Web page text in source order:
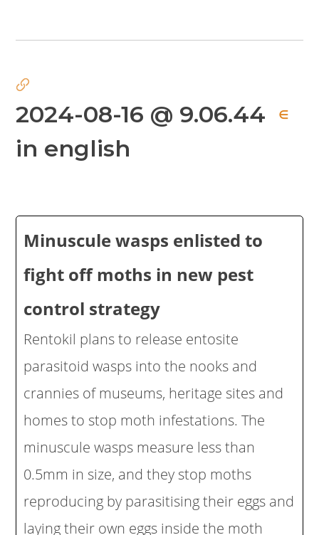
2024-08-16 @ 9.06.44 ∈
in english
Minuscule wasps enlisted to
fight off moths in new pest
control strategy
Rentokil plans to release entosite
parasitoid wasps into the nooks and
crannies of museums, heritage sites and
homes to stop moth infestations. The
minuscule wasps measure less than
0.5mm in size, and they stop moths
reproducing by parasitising their eggs and
laying their own eggs inside the moth